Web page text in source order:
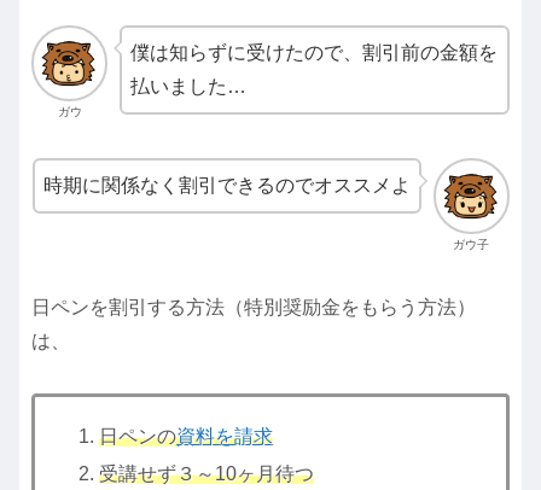
ガウ
僕は知らずに受けたので、割引前の金額を
払いました…
ガウ子
時期に関係なく割引できるのでオススメよ
日ペンを割引する方法（特別奨励金をもらう方法）
は、
日ペンの資料を請求
受講せず３～10ヶ月待つ